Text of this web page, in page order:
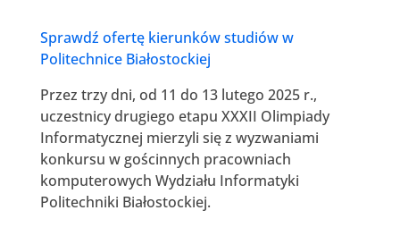
Sprawdź ofertę kierunków studiów w
Politechnice Białostockiej
Przez trzy dni, od 11 do 13 lutego 2025 r.,
uczestnicy drugiego etapu XXXII Olimpiady
Informatycznej mierzyli się z wyzwaniami
konkursu w gościnnych pracowniach
komputerowych Wydziału Informatyki
Politechniki Białostockiej.